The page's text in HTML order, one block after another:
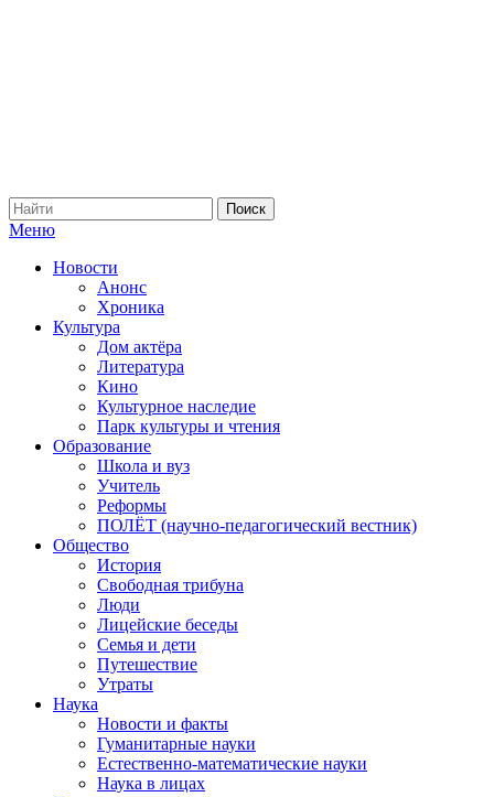
Меню
Новости
Анонс
Хроника
Культура
Дом актёра
Литература
Кино
Культурное наследие
Парк культуры и чтения
Образование
Школа и вуз
Учитель
Реформы
ПОЛЁТ (научно-педагогический вестник)
Общество
История
Свободная трибуна
Люди
Лицейские беседы
Семья и дети
Путешествие
Утраты
Наука
Новости и факты
Гуманитарные науки
Естественно-математические науки
Наука в лицах